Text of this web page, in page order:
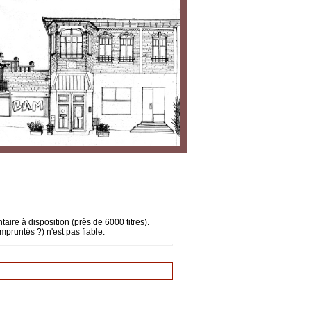
à disposition (près de 6000 titres).
?) n'est pas fiable.